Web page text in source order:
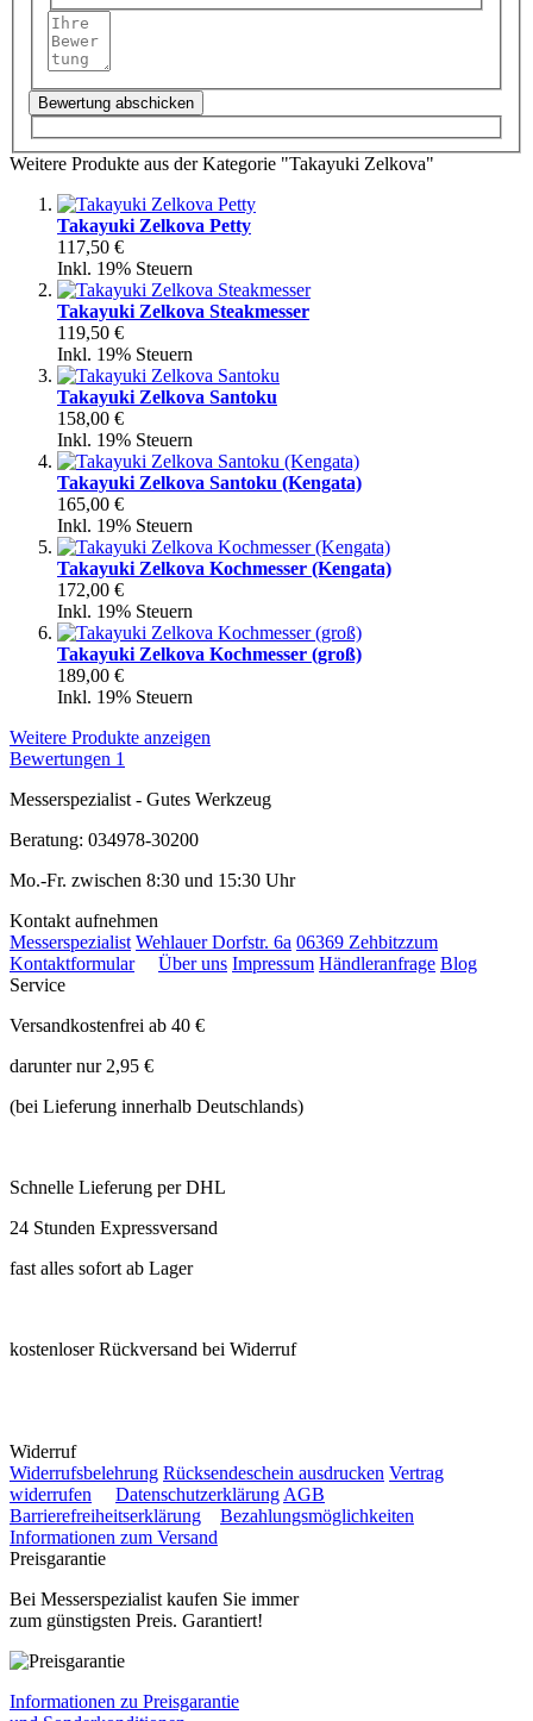
Bewertung abschicken
Weitere Produkte aus der Kategorie "Takayuki Zelkova"
Takayuki Zelkova Petty
117,50 €
Inkl. 19% Steuern
Takayuki Zelkova Steakmesser
119,50 €
Inkl. 19% Steuern
Takayuki Zelkova Santoku
158,00 €
Inkl. 19% Steuern
Takayuki Zelkova Santoku (Kengata)
165,00 €
Inkl. 19% Steuern
Takayuki Zelkova Kochmesser (Kengata)
172,00 €
Inkl. 19% Steuern
Takayuki Zelkova Kochmesser (groß)
189,00 €
Inkl. 19% Steuern
Weitere Produkte anzeigen
Bewertungen 1
Messerspezialist - Gutes Werkzeug
Beratung: 034978-30200
Mo.-Fr. zwischen 8:30 und 15:30 Uhr
Kontakt aufnehmen
Messerspezialist Wehlauer Dorfstr. 6a 06369 Zehbitzzum
Kontaktformular
Über uns Impressum Händleranfrage Blog
Service
Versandkostenfrei ab 40 €
darunter nur 2,95 €
(bei Lieferung innerhalb Deutschlands)
Schnelle Lieferung per DHL
24 Stunden Expressversand
fast alles sofort ab Lager
kostenloser Rückversand bei Widerruf
Widerruf
Widerrufsbelehrung Rücksendeschein ausdrucken Vertrag
widerrufen
Datenschutzerklärung AGB
Barrierefreiheitserklärung
Bezahlungsmöglichkeiten
Informationen zum Versand
Preisgarantie
Bei Messerspezialist kaufen Sie immer
zum günstigsten Preis. Garantiert!
Informationen zu Preisgarantie